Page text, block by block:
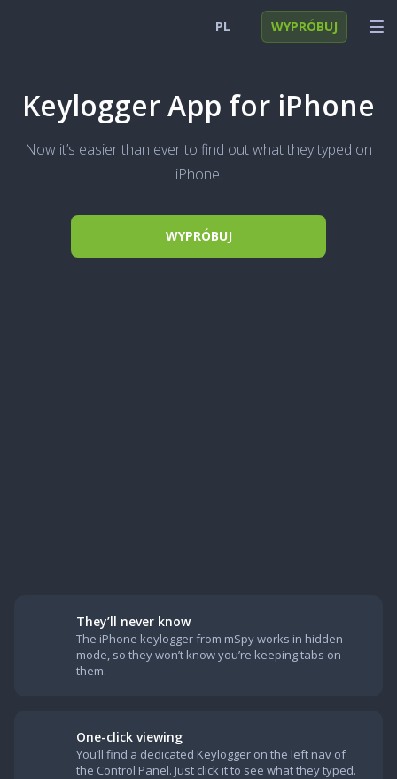
FUNKCJE
ROZWIĄZANIA
PL
Deutsch
Español
WYPRÓBUJ
Keylogger App for iPhone
Now it’s easier than ever to find out what they typed on
iPhone.
WYPRÓBUJ
They’ll never know
The iPhone keylogger from mSpy works in hidden
mode, so they won’t know you’re keeping tabs on
them.
One-click viewing
You’ll find a dedicated Keylogger on the left nav of
the Control Panel. Just click it to see what they typed.